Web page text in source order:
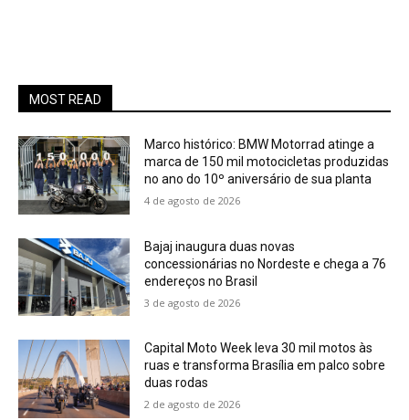
MOST READ
Marco histórico: BMW Motorrad atinge a
marca de 150 mil motocicletas produzidas
no ano do 10º aniversário de sua planta
4 de agosto de 2026
Bajaj inaugura duas novas
concessionárias no Nordeste e chega a 76
endereços no Brasil
3 de agosto de 2026
Capital Moto Week leva 30 mil motos às
ruas e transforma Brasília em palco sobre
duas rodas
2 de agosto de 2026